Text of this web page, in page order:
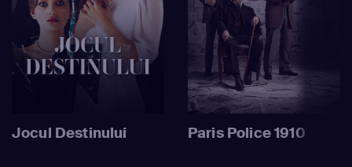
Jocul Destinului Paris Police 1910